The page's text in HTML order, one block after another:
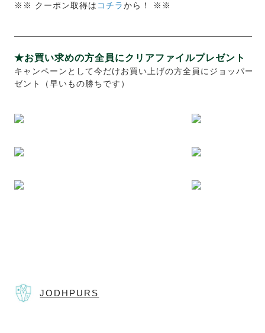
※※ クーポン取得は コチラから！ ※※
★お買い求めの方全員にクリアファイルプレゼント
キャンペーンとして今だけお買い上げの方全員にジョッパー
ゼント（早いもの勝ちです）
JODHPURS